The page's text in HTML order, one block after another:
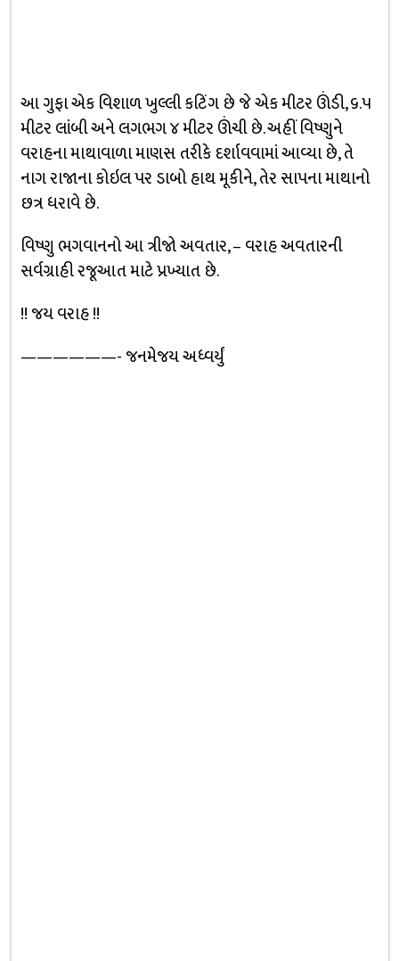
આ ગુફા એક વિશાળ ખુલ્લી કટિંગ છે જે એક મીટર ઊંડી, ૬.૫
મીટર લાંબી અને લગભગ ૪ મીટર ઊંચી છે. અહીં વિષ્ણુને
વરાહના માથાવાળા માણસ તરીકે દર્શાવવામાં આવ્યા છે, તે
નાગ રાજાના કોઇલ પર ડાબો હાથ મૂકીને, તેર સાપના માથાનો
છત્ર ધરાવે છે.
વિષ્ણુ ભગવાનનો આ ત્રીજો અવતાર, – વરાહ અવતારની
સર્વગ્રાહી રજૂઆત માટે પ્રખ્યાત છે.
!! જય વરાહ !!
——————- જનમેજય અધ્વર્યું